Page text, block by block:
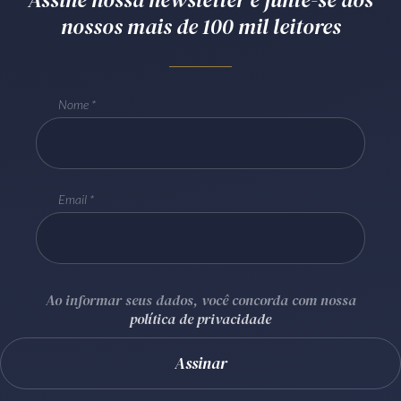
Receba por RSS
Batel Curitiba/PR CEP80240-000
nossos mais de 100 mil leitores
Nome
Email
Ao informar seus dados, você concorda com nossa
política de privacidade